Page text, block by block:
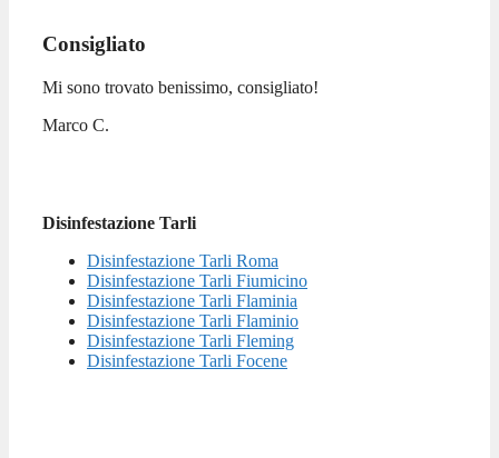
Consigliato
Mi sono trovato benissimo, consigliato!
Marco C.
Disinfestazione Tarli
Disinfestazione Tarli Roma
Disinfestazione Tarli Fiumicino
Disinfestazione Tarli Flaminia
Disinfestazione Tarli Flaminio
Disinfestazione Tarli Fleming
Disinfestazione Tarli Focene